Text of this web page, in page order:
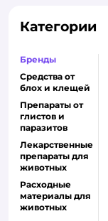
Категории
Бренды
Средства от
блох и клещей
Препараты от
глистов и
паразитов
Лекарственные
препараты для
животных
Расходные
материалы для
животных